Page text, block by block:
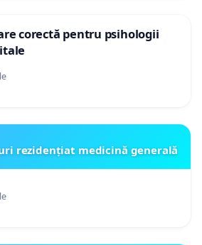
corectă pentru psihologii
rezidențiat medicină generală